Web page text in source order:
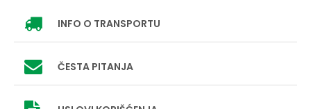
INFO O TRANSPORTU
ČESTA PITANJA